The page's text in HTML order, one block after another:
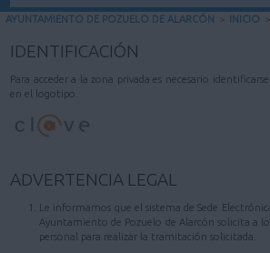
MI CARPETA
INFORMACIÓN MUNICIPAL
AYUDA
AYUNTAMIENTO DE POZUELO DE ALARCÓN > INICIO >
IDENTIFICACIÓN
Para acceder a la zona privada es necesario
en el logotipo.
ADVERTENCIA LEGAL
Le informamos que el sistema de Sede
Ayuntamiento de Pozuelo de Alarcón solicita a
personal para realizar la tramitación solicitada.